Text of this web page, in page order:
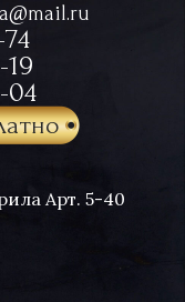
19
04
Арт. 5-40